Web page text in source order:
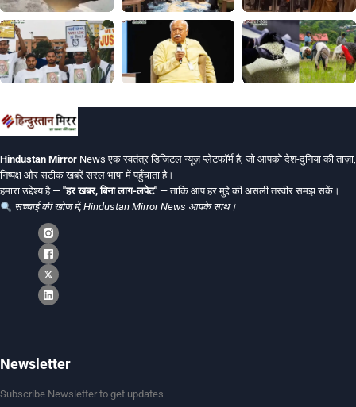
Hindustan Mirror News एक स्वतंत्र डिजिटल न्यूज़ प्लेटफॉर्म है, जो आपको देश-दुनिया की ताज़ा,
निष्पक्ष और सटीक खबरें सरल भाषा में पहुँचाता है।
हमारा उद्देश्य है — "हर खबर, बिना लाग-लपेट" — ताकि आप हर मुद्दे की असली तस्वीर समझ सकें।
सच्चाई की खोज में, Hindustan Mirror News आपके साथ।
Newsletter
Subscribe Newsletter to get updates